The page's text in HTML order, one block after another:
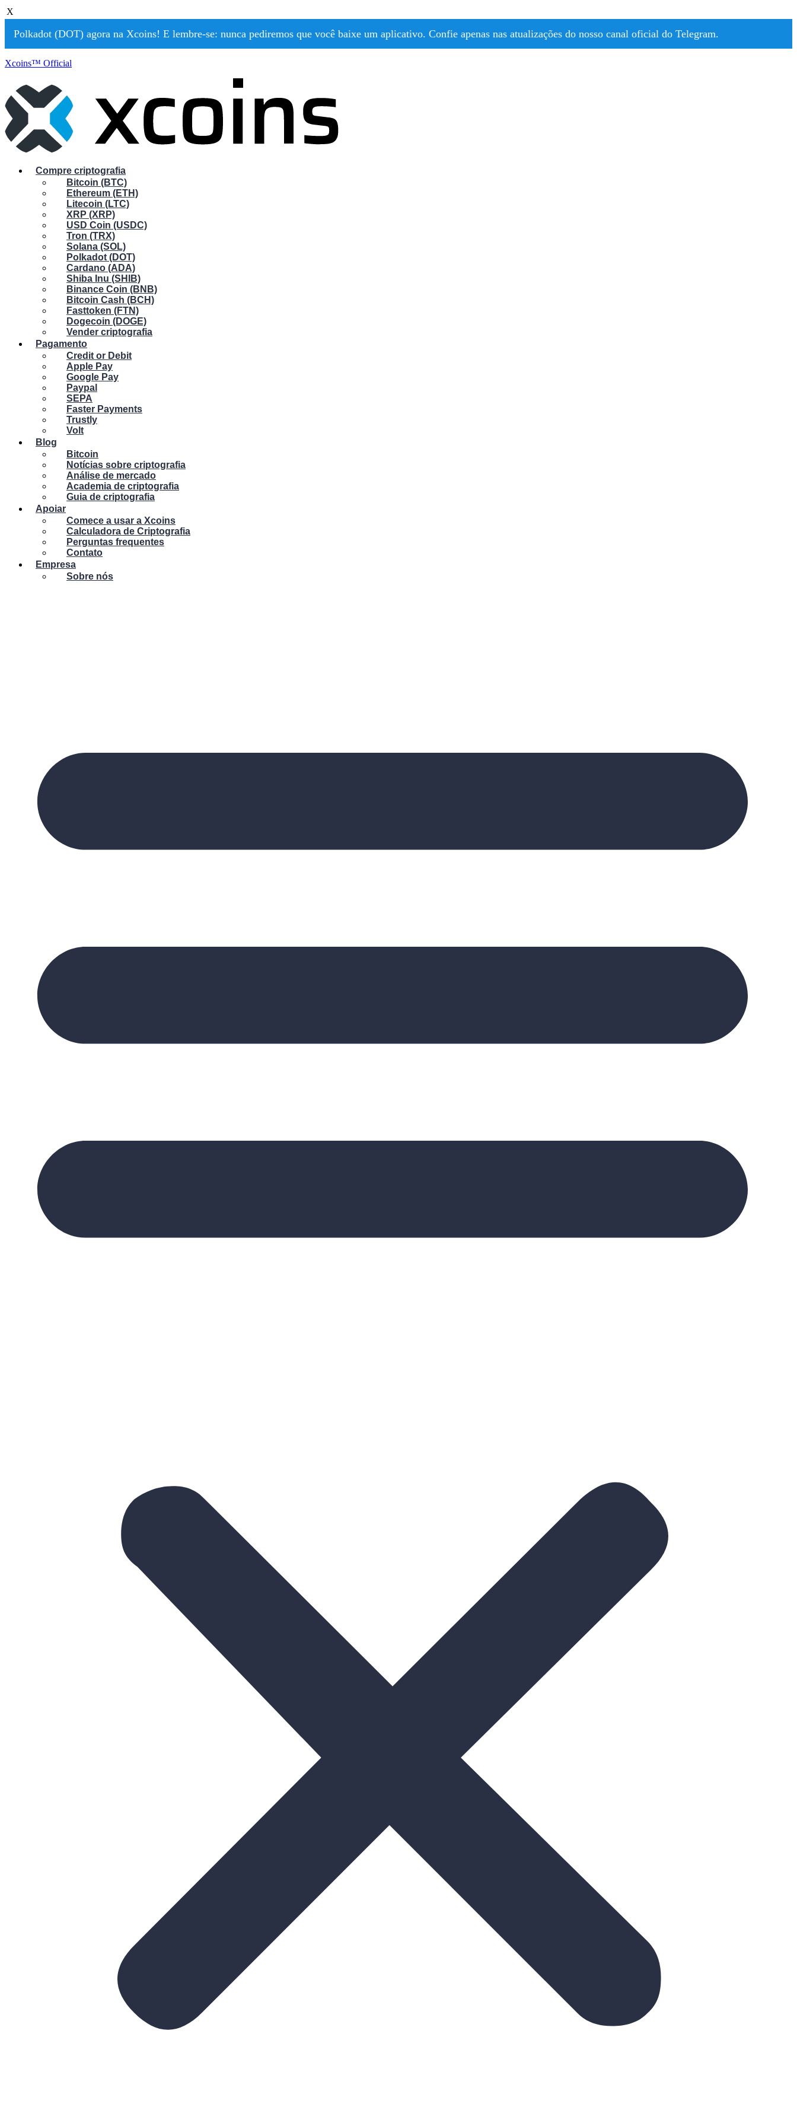
X
Polkadot (DOT) agora na Xcoins! E lembre-se: nunca pediremos que você baixe um aplicativo. Confie apenas nas atualizações do nosso canal oficial do Telegram.
Xcoins™ Official
Compre criptografia
Bitcoin (BTC)
Ethereum (ETH)
Litecoin (LTC)
XRP (XRP)
USD Coin (USDC)
Tron (TRX)
Solana (SOL)
Polkadot (DOT)
Cardano (ADA)
Shiba Inu (SHIB)
Binance Coin (BNB)
Bitcoin Cash (BCH)
Fasttoken (FTN)
Dogecoin (DOGE)
Vender criptografia
Pagamento
Credit or Debit
Apple Pay
Google Pay
Paypal
SEPA
Faster Payments
Trustly
Volt
Blog
Bitcoin
Notícias sobre criptografia
Análise de mercado
Academia de criptografia
Guia de criptografia
Apoiar
Comece a usar a Xcoins
Calculadora de Criptografia
Perguntas frequentes
Contato
Empresa
Sobre nós